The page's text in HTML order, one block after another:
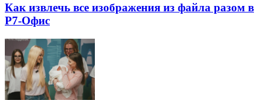
Как извлечь все изображения из файла разом в
Р7-Офис